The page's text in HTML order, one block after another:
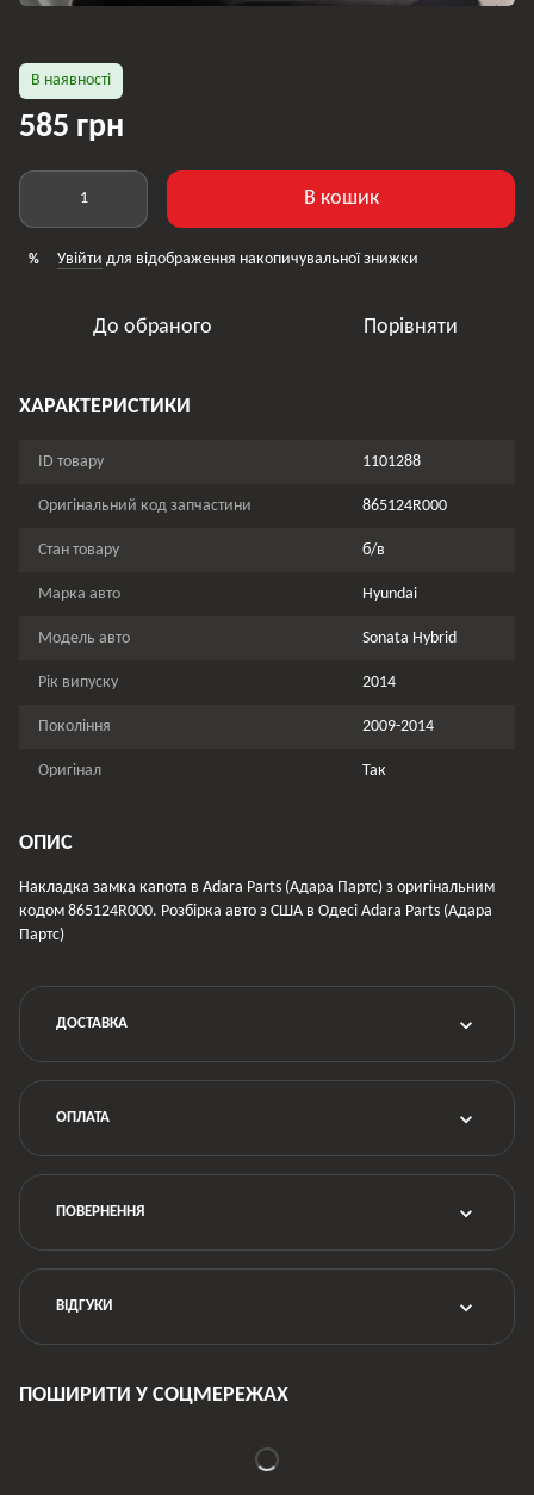
В наявності
585 грн
В кошик
% Увійти для відображення накопичувальної знижки
До обраного Порівняти
ХАРАКТЕРИСТИКИ
ID товару 1101288
Оригінальний код запчастини 865124R000
Стан товару б/в
Марка авто Hyundai
Модель авто Sonata Hybrid
Рік випуску 2014
Покоління 2009-2014
Оригінал Так
ОПИС
Накладка замка капота в Adara Parts (Адара Партс) з оригінальним
кодом 865124R000. Розбірка авто з США в Одесі Adara Parts (Адара
Партс)
ДОСТАВКА
ОПЛАТА
ПОВЕРНЕННЯ
ВІДГУКИ
ПОШИРИТИ У СОЦМЕРЕЖАХ